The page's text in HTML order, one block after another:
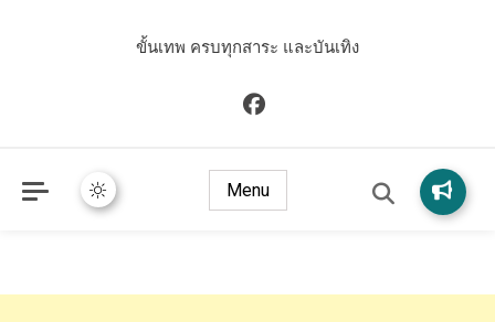
ขั้นเทพ ครบทุกสาระ และบันเทิง
Menu